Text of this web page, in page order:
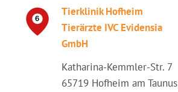
Tierklinik Hofheim
Tierärzte IVC Evidensia
GmbH
Katharina-Kemmler-Str. 7
65719 Hofheim am Taunus